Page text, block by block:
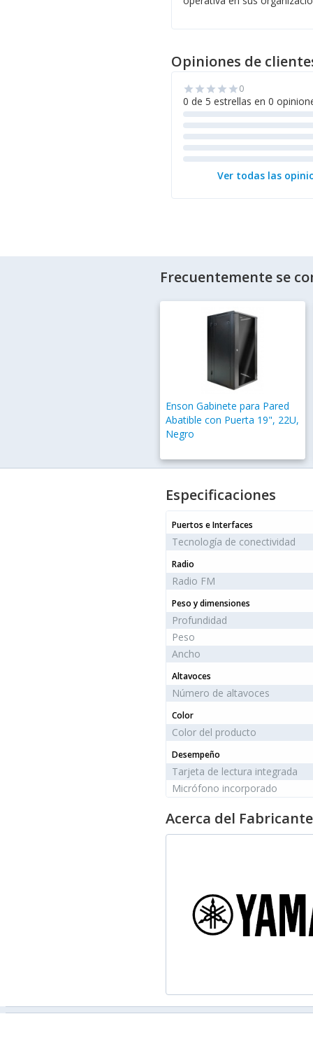
Opiniones de
star star star star star0
0 de 5 estrellas en 0
Ver todas las
Frecuentemente se
Enson Gabinete para Pared
Abatible con Puerta 19", 22U,
Negro
Especificaciones
Puertos e Interfaces
Tecnología de conectividad
Radio
Radio FM
Peso y dimensiones
Profundidad
Peso
Ancho
Altavoces
Número de altavoces
Color
Color del producto
Desempeño
Tarjeta de lectura integrada
Micrófono incorporado
Acerca del Fabricante